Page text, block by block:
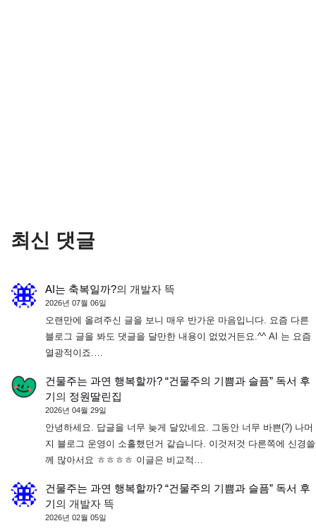
최신 댓글
AI는 축복일까?의 개발자 뜩
2026년 07월 06일
오랜만에 올려주신 글을 보니 매우 반가운 마음입니다. 요즘 다른
블로그 글을 봐도 댓글을 달만한 내용이 없었거든요.^^ AI 는 요즘
열광적이죠.…
건물주는 과연 행복할까? “건물주의 기쁨과 슬픔” 독서 후
기의 정원딸린집
2026년 04월 29일
안녕하세요. 답글을 너무 늦게 달았네요. 그동안 너무 바쁜(?) 나머
지 블로그 운영이 소홀했던거 같습니다. 이것저것 다른쪽에 신경쓸
께 많아서요 ㅎㅎㅎㅎ 이글은 비교적…
건물주는 과연 행복할까? “건물주의 기쁨과 슬픔” 독서 후
기의 개발자 뜩
2026년 02월 05일